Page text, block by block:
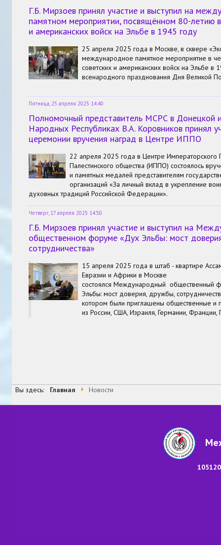
Г.Б. Мирзоев принял участие и выступил на
памятном мероприятии, посвящённом 80-летию
и американских войск на Эльбе в 1945 году
25 апреля 2025 года в Москве, в сквере
международное памятное мероприятие в
советских и американских войск на Эльбе в
всенародного празднования Дня Великой
Пятница, 25 апреля 2025 14:40
Полномочный представитель МСРС в Донецкой
Народных Республиках В.А. Коровников принял
церемонии вручения наград в Центре ИППО
22 апреля 2025 года в Центре Императорского
Палестинского общества (ИППО) состоялось
и памятных медалей представителям
организаций «За личный вклад в укрепление
духовных традиций Российской Федерации».
Четверг, 17 апреля 2025 14:50
Г.Б. Мирзоев принял участие и выступил на
общественном форуме «Дух Эльбы: мост
сотрудничества»
15 апреля 2025 года в штаб - квартире
Евразии и Африки в Москве
состоялся Международный общественный
Эльбы: мост доверия, дружбы,
котором были приглашены общественные и
из России, США, Израиля, Германии,
Вы здесь: Главная Новости